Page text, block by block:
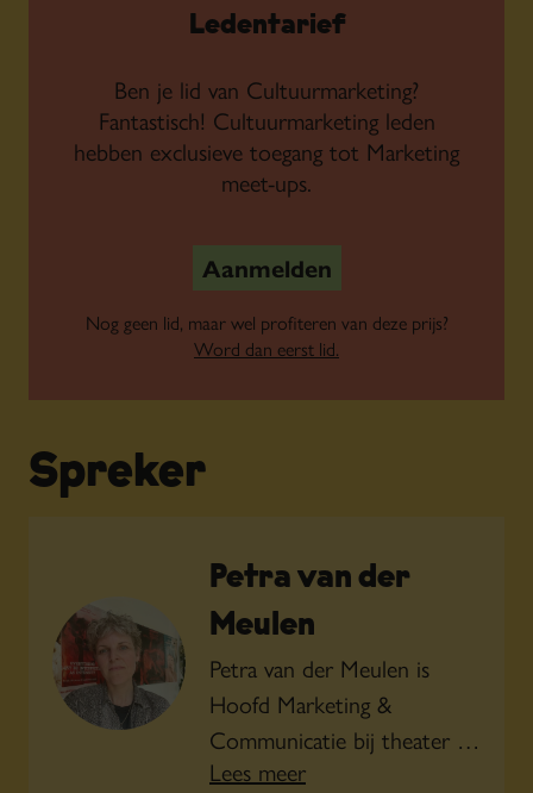
Ledentarief
Ben je lid van Cultuurmarketing?
Fantastisch! Cultuurmarketing leden
hebben exclusieve toegang tot Marketing
meet-ups.
Aanmelden
Nog geen lid, maar wel profiteren van deze prijs?
Word dan eerst lid.
Spreker
Petra van der
Meulen
Petra van der Meulen is
Hoofd Marketing &
Communicatie bij theater en
productiehuis Frascati in
Lees meer